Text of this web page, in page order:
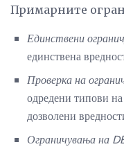
Примарните
Единствени
единствена
Проверка на
одредени типови
дозволени
Ограничувања на